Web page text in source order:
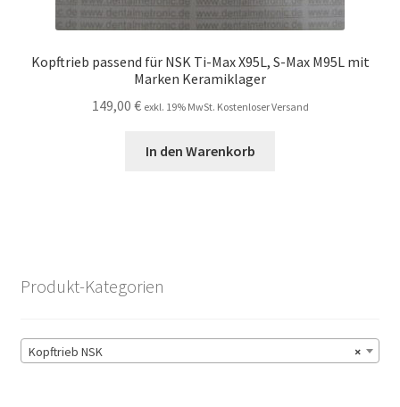
Kopftrieb passend für NSK Ti-Max X95L, S-Max M95L mit
Marken Keramiklager
149,00 € exkl. 19% MwSt. Kostenloser Versand
In den Warenkorb
Produkt-Kategorien
×
Kopftrieb NSK